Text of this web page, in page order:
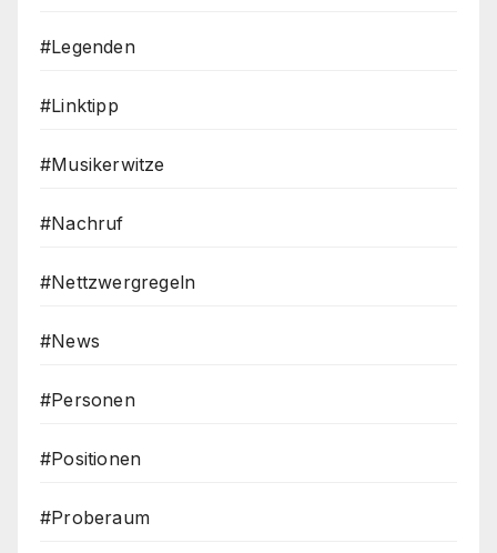
#Legenden
#Linktipp
#Musikerwitze
#Nachruf
#Nettzwergregeln
#News
#Personen
#Positionen
#Proberaum